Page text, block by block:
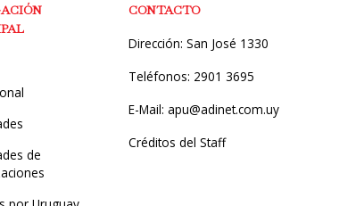
de
CONTACTO
Dirección: San José 1330
Teléfonos: 2901 3695
E-Mail: apu@adinet.com.uy
Créditos del Staff